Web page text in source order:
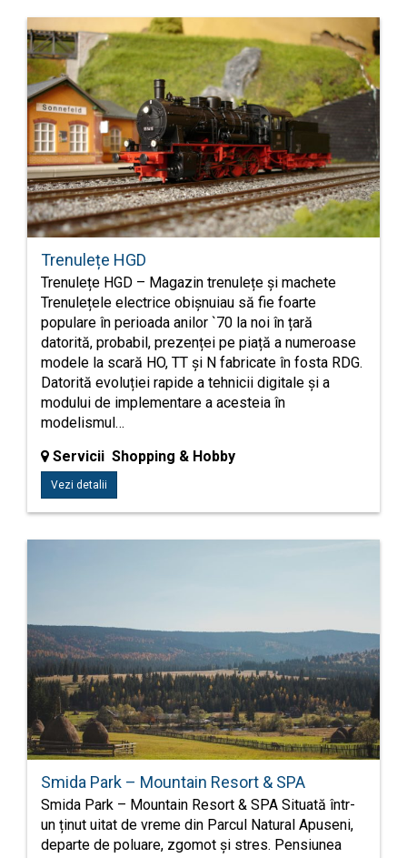
Trenulețe HGD
Trenulețe HGD – Magazin trenulețe și machete
Trenulețele electrice obișnuiau să fie foarte
populare în perioada anilor `70 la noi în țară
datorită, probabil, prezenței pe piață a numeroase
modele la scară HO, TT și N fabricate în fosta RDG.
Datorită evoluției rapide a tehnicii digitale și a
modului de implementare a acesteia în
modelismul…
Servicii Shopping & Hobby
Vezi detalii
Smida Park – Mountain Resort & SPA
Smida Park – Mountain Resort & SPA Situată într-
un ținut uitat de vreme din Parcul Natural Apuseni,
departe de poluare, zgomot și stres. Pensiunea